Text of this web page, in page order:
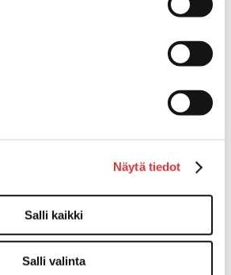
Näytä tiedot
Salli kaikki
Salli valinta
SUP-laudan telineet
Askelmat
Kädensija, metallia
Taavetit